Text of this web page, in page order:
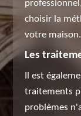
choisir la
votre maison.
Les
Il est
traitements
problèmes